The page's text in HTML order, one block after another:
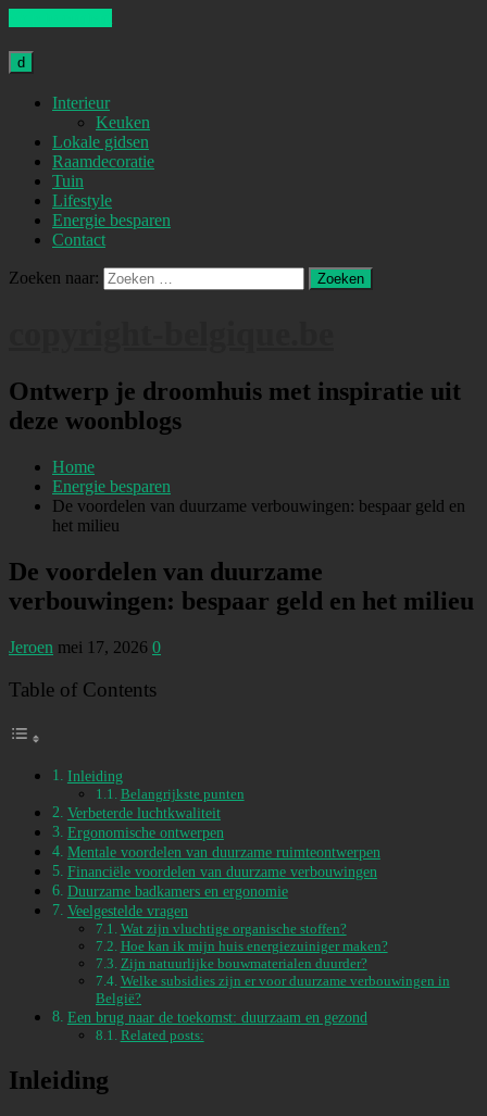
d
Interieur
Keuken
Lokale gidsen
Raamdecoratie
Tuin
Lifestyle
Energie besparen
Contact
Zoeken naar:
Ontwerp je droomhuis met inspiratie uit
deze woonblogs
Home
Energie besparen
De voordelen van duurzame verbouwingen: bespaar geld en
het milieu
De voordelen van duurzame
verbouwingen: bespaar geld en het milieu
Jeroen mei 17, 2026 0
Table of Contents
Inleiding
Belangrijkste punten
Verbeterde luchtkwaliteit
Ergonomische ontwerpen
Mentale voordelen van duurzame ruimteontwerpen
Financiële voordelen van duurzame verbouwingen
Duurzame badkamers en ergonomie
Veelgestelde vragen
Wat zijn vluchtige organische stoffen?
Hoe kan ik mijn huis energiezuiniger maken?
Zijn natuurlijke bouwmaterialen duurder?
Welke subsidies zijn er voor duurzame verbouwingen in
België?
Een brug naar de toekomst: duurzaam en gezond
Related posts:
Inleiding